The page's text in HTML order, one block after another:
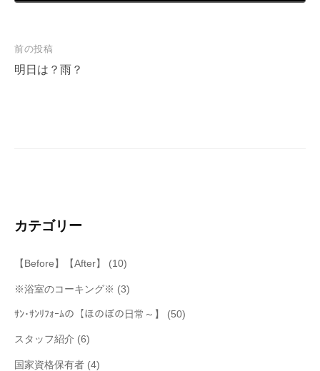
投
稿
前の投稿
明日は？雨？
カテゴリー
【Before】【After】 (10)
※浴室のコーキング※ (3)
ｻﾝ･ｻﾝﾘﾌｫｰﾑの【ほのぼの日常～】 (50)
スタッフ紹介 (6)
国家資格保有者 (4)